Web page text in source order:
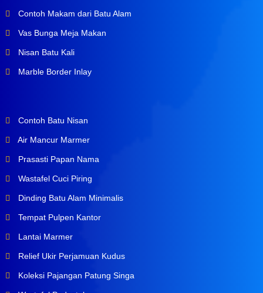
Contoh Makam dari Batu Alam
Vas Bunga Meja Makan
Nisan Batu Kali
Marble Border Inlay
Contoh Batu Nisan
Air Mancur Marmer
Prasasti Papan Nama
Wastafel Cuci Piring
Dinding Batu Alam Minimalis
Tempat Pulpen Kantor
Lantai Marmer
Relief Ukir Perjamuan Kudus
Koleksi Pajangan Patung Singa